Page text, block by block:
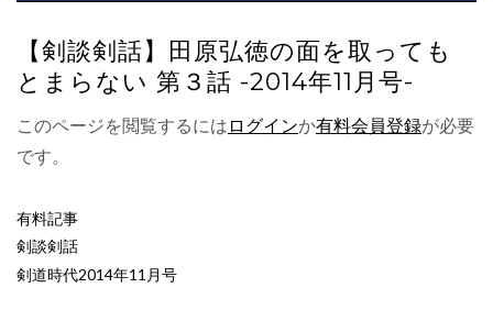
【剣談剣話】田原弘徳の面を取っても
とまらない 第３話 -2014年11月号-
このページを閲覧するには ログインか有料会員登録が必要
です。
有料記事
剣談剣話
剣道時代2014年11月号